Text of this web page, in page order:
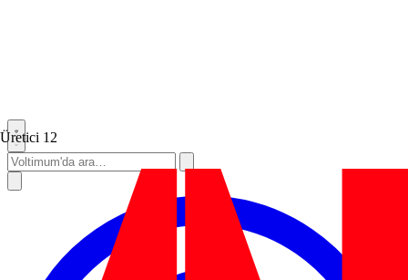
Üretici 12